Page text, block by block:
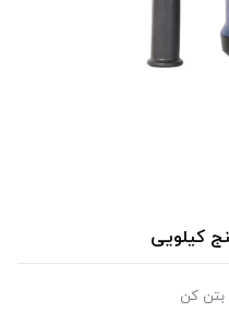
بتن کن